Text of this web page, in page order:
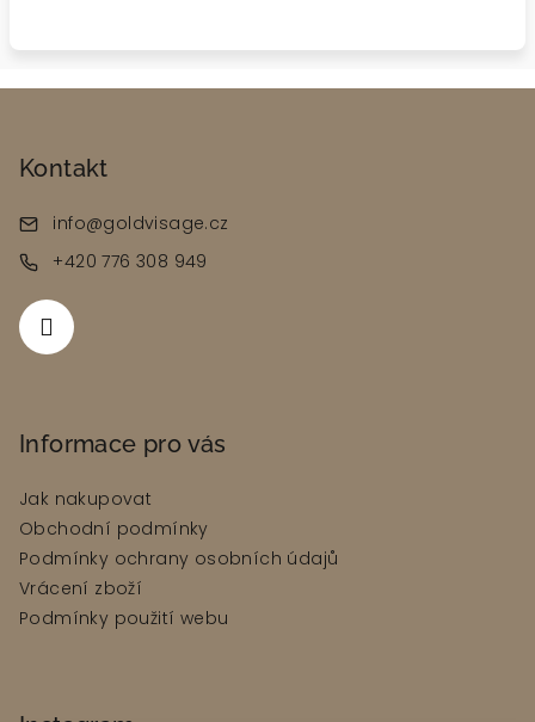
Kontakt
info@goldvisage.cz
+420 776 308 949
Informace pro vás
Jak nakupovat
Obchodní podmínky
Podmínky ochrany osobních údajů
Vrácení zboží
Podmínky použití webu